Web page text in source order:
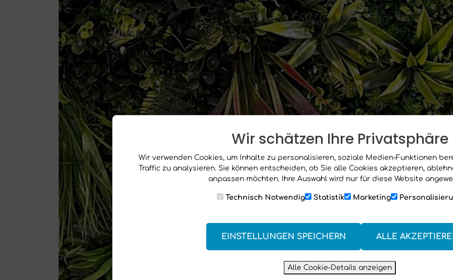
Wir schätzen Ihre Privatsphäre
Wir verwenden Cookies, um Inhalte zu personalisieren, soziale Medien-Funktionen
Traffic zu analysieren. Sie können entscheiden, ob Sie alle Cookies akzeptieren,
anpassen möchten. Ihre Auswahl wird nur für diese Website
Technisch Notwendig Statistik Marketing
EINSTELLUNGEN SPEICHERN ALLE
Alle Cookie-Details anzeigen